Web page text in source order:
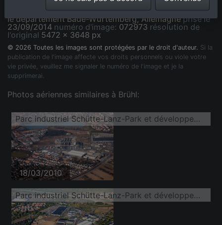
Parc industriel Schütte-Lanz-Park et développement
d'entreprises dans le district de Rheinau à Brühl dans
le département Bade-Wurtemberg, Allemagneprise le
23/09/2014 numéro d'image: 072973 résolution de
l'original 5472 x 3648 px
© 2026 Toutes les images sont protégées par le droit d'auteur. Si la
publication de l'image affecte vos droits personnels ou viole votre
vie privée, veuillez me signaler le numéro de l'image et je la
supprimerai.
Photos aériennes similaires à Brühl:
Parc industriel Schütte-Lanz-Park et développement d'entreprises dans le district de Rheinau
18/03/2010
Parc industriel Schütte-Lanz-Park et développement d'entreprises dans le district de Rheinau